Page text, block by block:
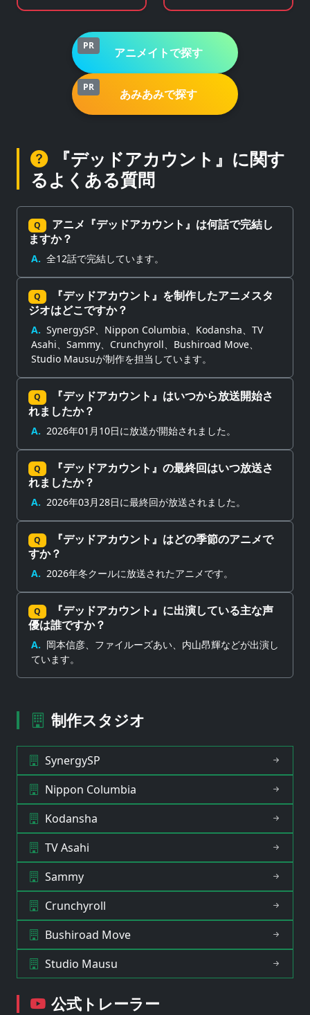
ゲームサービス
サイト
PR アニメイトで探す
PR あみあみで探す
『デッドアカウント』に関す
るよくある質問
Q
アニメ『デッドアカウント』は何話で完結し
ますか？
A. 全12話で完結しています。
Q
『デッドアカウント』を制作したアニメスタ
ジオはどこですか？
A. SynergySP、Nippon Columbia、Kodansha、TV
Asahi、Sammy、Crunchyroll、Bushiroad Move、
Studio Mausuが制作を担当しています。
Q
『デッドアカウント』はいつから放送開始さ
れましたか？
A. 2026年01月10日に放送が開始されました。
Q
『デッドアカウント』の最終回はいつ放送さ
れましたか？
A. 2026年03月28日に最終回が放送されました。
Q
『デッドアカウント』はどの季節のアニメで
すか？
A. 2026年冬クールに放送されたアニメです。
Q
『デッドアカウント』に出演している主な声
優は誰ですか？
A. 岡本信彦、ファイルーズあい、内山昂輝などが出演し
ています。
制作スタジオ
SynergySP
Nippon Columbia
Kodansha
TV Asahi
Sammy
Crunchyroll
Bushiroad Move
Studio Mausu
公式トレーラー